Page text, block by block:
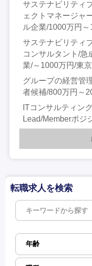
サステナビリティ
ェクトマネージャ
ル企業/1000万円
サステナビリティ
コンサルタント/急
業/～1000万円/東
グループの経営管
者候補/800万円～
ITコンサルティン
Lead/Memberポジ
転職求人を検索